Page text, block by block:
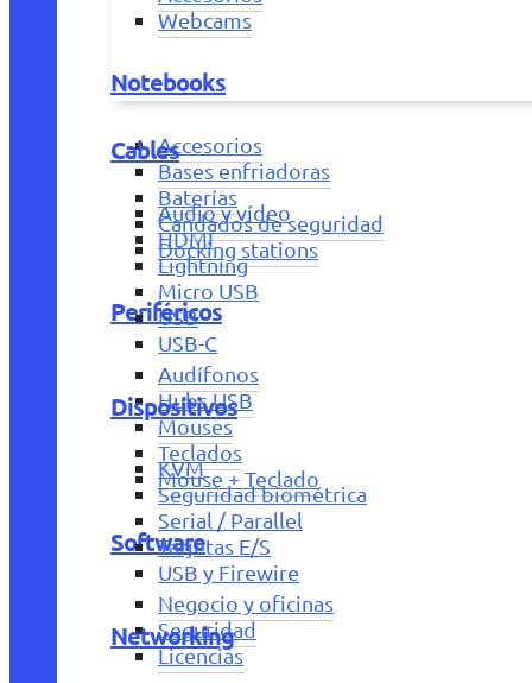
Webcams
Notebooks
Accesorios
Bases enfriadoras
Baterías
Candados de seguridad
Docking stations
Periféricos
Audífonos
Hubs USB
Mouses
Teclados
Mouse + Teclado
Software
Negocio y oficinas
Seguridad
Licencias
Cables
Audio y vídeo
HDMI
Lightning
Micro USB
USB
USB-C
Dispositivos
KVM
Seguridad biométrica
Serial / Parallel
Tarjetas E/S
USB y Firewire
Networking